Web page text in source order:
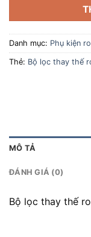
Danh mục: Phụ kiện
Thẻ: Bộ lọc thay thế
MÔ TẢ
ĐÁNH GIÁ (0)
Bộ lọc thay thế